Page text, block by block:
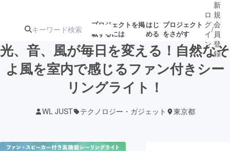
プロジェクトを掲
載するには
はじ
める
プロジェクト
をさがす
注目のリ 注目の新着プロ募集終了が近いプ
ロ
グ
イ
ン
/
新
規
会
員
登
録
光、音、風が毎日を変える！自然なそ
よ風を室内で感じるファン付きシー
リングライト！
WL JUST テクノロジー・ガジェット 東京都